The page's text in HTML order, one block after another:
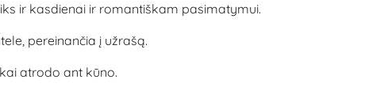
ir kasdienai ir romantiškam pasimatymui.
pereinančia į užrašą.
atrodo ant kūno.